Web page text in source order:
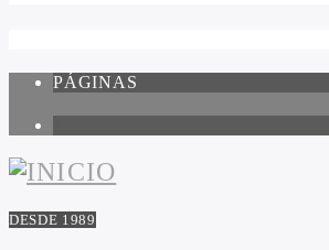
PÁGINAS
DESDE 1989